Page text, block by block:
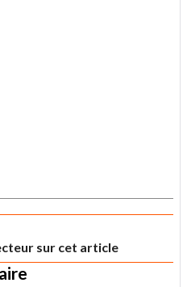
sur cet article